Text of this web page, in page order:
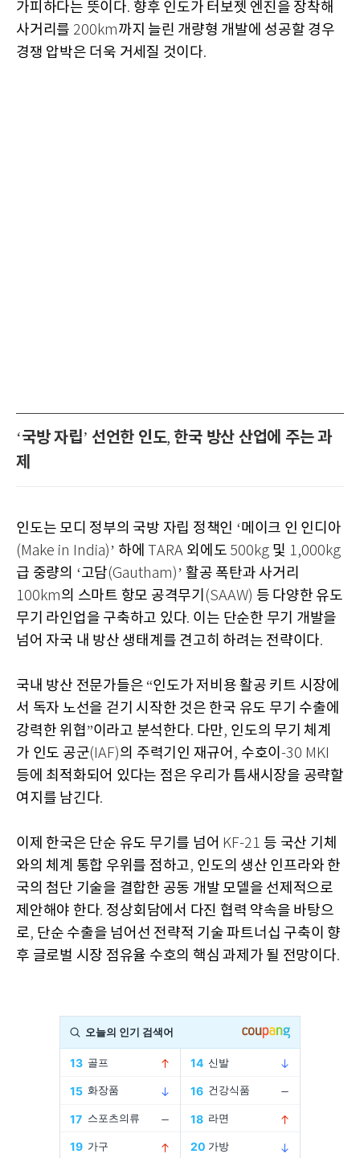
가피하다는 뜻이다. 향후 인도가 터보젯 엔진을 장착해
사거리를 200km까지 늘린 개량형 개발에 성공할 경우
경쟁 압박은 더욱 거세질 것이다.
‘국방 자립’ 선언한 인도, 한국 방산 산업에 주는 과
제
인도는 모디 정부의 국방 자립 정책인 ‘메이크 인 인디아
(Make in India)’ 하에TARA 외에도 500kg 및 1,000kg
급 중량의 ‘고담(Gautham)’ 활공 폭탄과 사거리
100km의 스마트 항모 공격무기 (SAAW) 등 다양한 유도
무기 라인업을 구축하고 있다. 이는 단순한 무기 개발을
넘어 자국 내 방산 생태계를 견고히 하려는 전략이다.
국내 방산 전문가들은 “인도가 저비용 활공 키트 시장에
서 독자 노선을 걷기 시작한 것은 한국 유도 무기 수출에
강력한 위협”이라고 분석한다. 다만, 인도의 무기 체계
가 인도 공군(IAF)의 주력기인 재규어 , 수호이 -30 MKI
등에 최적화되어 있다는 점은 우리가 틈새시장을 공략할
여지를 남긴다.
이제 한국은 단순 유도 무기를 넘어 KF-21 등 국산 기체
와의 체계 통합 우위를 점하고, 인도의 생산 인프라와 한
국의 첨단 기술을 결합한 공동 개발 모델을 선제적으로
제안해야 한다. 정상회담에서 다진 협력 약속을 바탕으
로, 단순 수출을 넘어선 전략적 기술 파트너십 구축이 향
후 글로벌 시장 점유율 수호의 핵심 과제가 될 전망이다.